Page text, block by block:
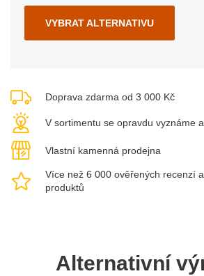
VYBRAT ALTERNATIVU
Doprava zdarma od 3 000 Kč
V sortimentu se opravdu vyznáme
Vlastní kamenná prodejna
Více než 6 000 ověřených recenzí
produktů
Alternativní